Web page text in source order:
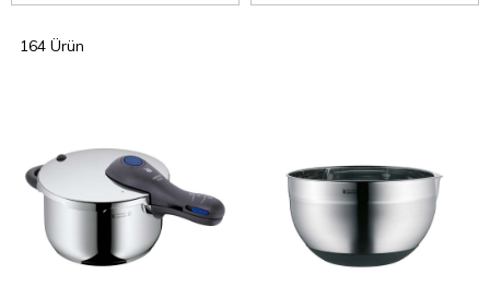
164 Ürün